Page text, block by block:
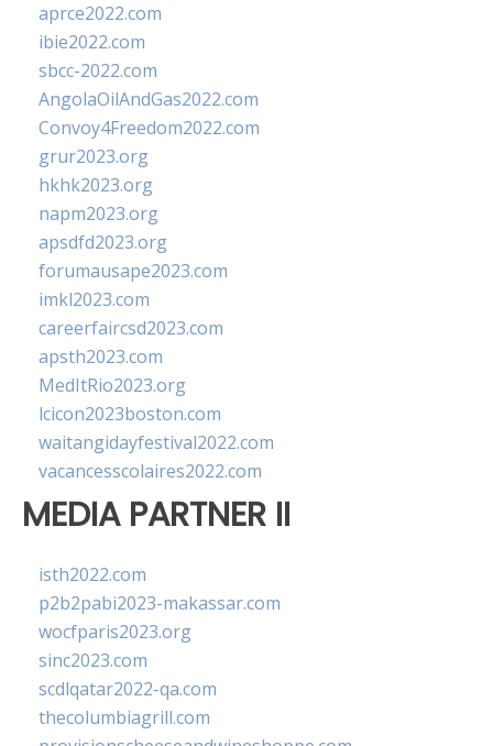
aprce2022.com
ibie2022.com
sbcc-2022.com
AngolaOilAndGas2022.com
Convoy4Freedom2022.com
grur2023.org
hkhk2023.org
napm2023.org
apsdfd2023.org
forumausape2023.com
imkl2023.com
careerfaircsd2023.com
apsth2023.com
MedItRio2023.org
lcicon2023boston.com
waitangidayfestival2022.com
vacancesscolaires2022.com
MEDIA PARTNER II
isth2022.com
p2b2pabi2023-makassar.com
wocfparis2023.org
sinc2023.com
scdlqatar2022-qa.com
thecolumbiagrill.com